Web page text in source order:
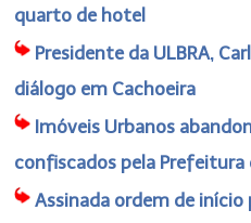
quarto de hotel
Presidente da ULBRA,
diálogo em Cachoeira
Imóveis Urbanos
confiscados pela Prefeitura
Assinada ordem de